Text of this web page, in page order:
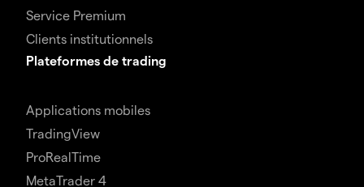
Service Premium
Clients institutionnels
Plateformes de trading
Applications mobiles
TradingView
ProRealTime
MetaTrader 4